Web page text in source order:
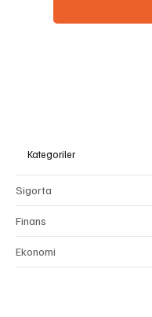
Kategoriler
Sigorta
Finans
Ekonomi